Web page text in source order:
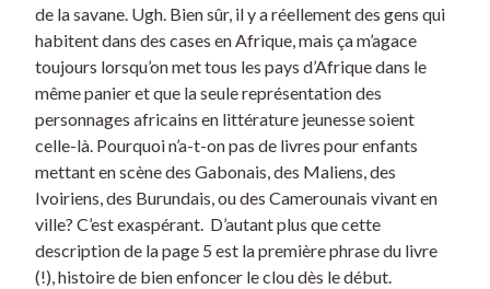
de la savane. Ugh. Bien sûr, il y a réellement des gens qui
habitent dans des cases en Afrique, mais ça m’agace
toujours lorsqu’on met tous les pays d’Afrique dans le
même panier et que la seule représentation des
personnages africains en littérature jeunesse soient
celle-là. Pourquoi n’a-t-on pas de livres pour enfants
mettant en scène des Gabonais, des Maliens, des
Ivoiriens, des Burundais, ou des Camerounais vivant en
ville? C’est exaspérant. D’autant plus que cette
description de la page 5 est la première phrase du livre
(!), histoire de bien enfoncer le clou dès le début.